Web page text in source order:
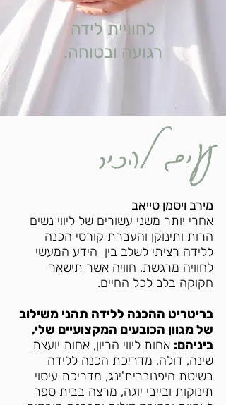
לחוויית לידה
רגועה ובטוחה.
נעים להכיר
מירב ויסמן טייאב
אחרי יותר משני עשורים של ליווי נשים
הרות ותינוקן והעברת קורסי הכנה
ללידה רציתי לשלב בין הידע המעשי
לחוויה מרגשת, חוויה אשר תישאר
חקוקה בלב לכל החיים.
בריטריט ההכנה ללידה תהני משילוב
של מגוון הכובעים המקצועיים שלי,
ביניהם: אחות ליווי הריון, אחות יועצת
שינה, דולה, מדריכת הכנה ללידה
בשיטת היפנוברית'ינג, מדריכת עיסוי
תינוקות ובייבי יוגה, מרצה בבית ספר